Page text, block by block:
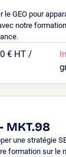
le GEO pour
notre
€ HT /
MKT.98
une stratégie
formation sur le